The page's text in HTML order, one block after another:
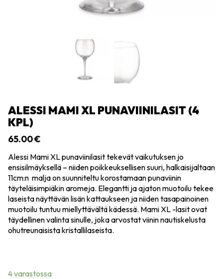
ALESSI MAMI XL PUNAVIINILASIT (4
KPL)
65.00€
Alessi Mami XL punaviinilasit tekevät vaikutuksen jo
ensisilmäyksellä – niiden poikkeuksellisen suuri, halkaisijaltaan
11cm:n malja on suunniteltu korostamaan punaviinin
täyteläisimpiäkin aromeja. Elegantti ja ajaton muotoilu tekee
laseista näyttävän lisän kattaukseen ja niiden tasapainoinen
muotoilu tuntuu miellyttävältä kädessä. Mami XL -lasit ovat
täydellinen valinta sinulle, joka arvostat viinin nautiskelusta
ohutreunaisista kristallilaseista.
4 varastossa